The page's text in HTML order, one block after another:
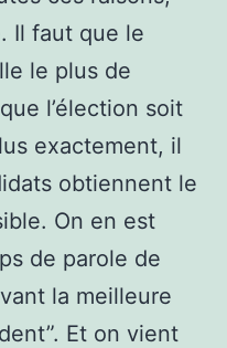
Il faut que le
le plus de
l’élection soit
exactement, il
obtiennent le
On en est
de parole de
la meilleure
Et on vient